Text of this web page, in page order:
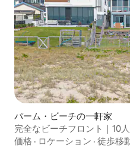
パーム・ビーチの一軒家
完全なビーチフロント｜10
価格 · ロケーション · 徒歩移